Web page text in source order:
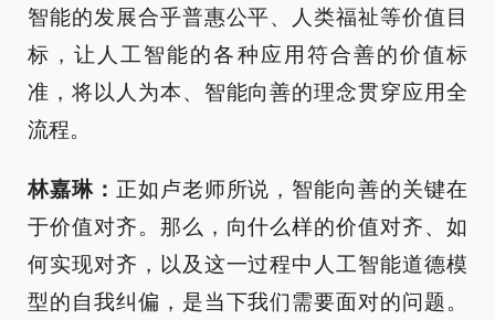
智能的发展合乎普惠公平、人类福祉等价值目
标，让人工智能的各种应用符合善的价值标
准，将以人为本、智能向善的理念贯穿应用全
流程。
林嘉琳： 正如卢老师所说，智能向善的关键在
于价值对齐。那么，向什么样的价值对齐、如
何实现对齐，以及这一过程中人工智能道德模
型的自我纠偏，是当下我们需要面对的问题。